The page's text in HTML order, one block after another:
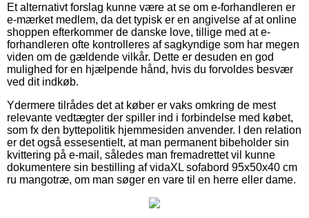
Et alternativt forslag kunne være at se om e-forhandleren er
e-mærket medlem, da det typisk er en angivelse af at online
shoppen efterkommer de danske love, tillige med at e-
forhandleren ofte kontrolleres af sagkyndige som har megen
viden om de gældende vilkår. Dette er desuden en god
mulighed for en hjælpende hånd, hvis du forvoldes besvær
ved dit indkøb.
Ydermere tilrådes det at køber er vaks omkring de mest
relevante vedtægter der spiller ind i forbindelse med købet,
som fx den byttepolitik hjemmesiden anvender. I den relation
er det også essesentielt, at man permanent bibeholder sin
kvittering på e-mail, således man fremadrettet vil kunne
dokumentere sin bestilling af vidaXL sofabord 95x50x40 cm
ru mangotræ, om man søger en vare til en herre eller dame.